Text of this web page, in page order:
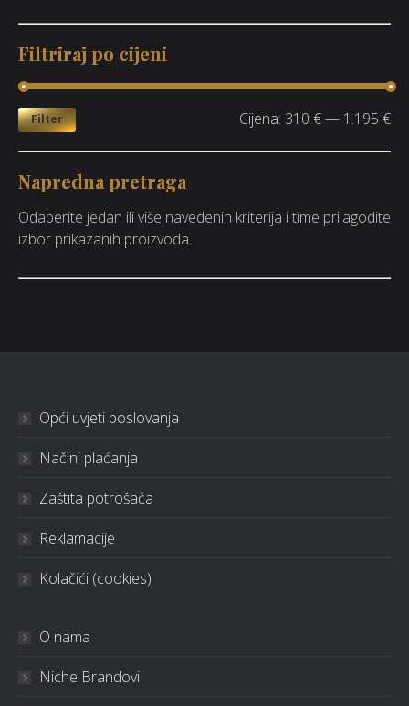
Filtriraj po cijeni
Filter Cijena: 310 €— 1.195 €
Napredna pretraga
Odaberite jedan ili više navedenih kriterija i time prilagodite
izbor prikazanih proizvoda.
Opći uvjeti poslovanja
Načini plaćanja
Zaštita potrošača
Reklamacije
Kolačići (cookies)
O nama
Niche Brandovi